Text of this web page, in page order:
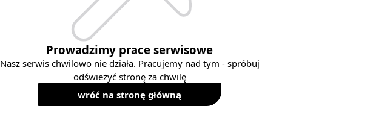
Prowadzimy prace serwisowe
Nasz serwis chwilowo nie działa. Pracujemy nad tym - spróbuj
odświeżyć stronę za chwilę
wróć na stronę główną